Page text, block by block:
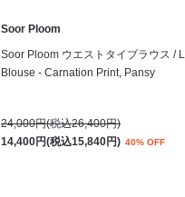
Soor Ploom
Soor Ploom ウエストタイブラウス /
Blouse - Carnation Print, Pansy
24,000円(税込26,400円)
14,400円(税込15,840円) 40% OFF